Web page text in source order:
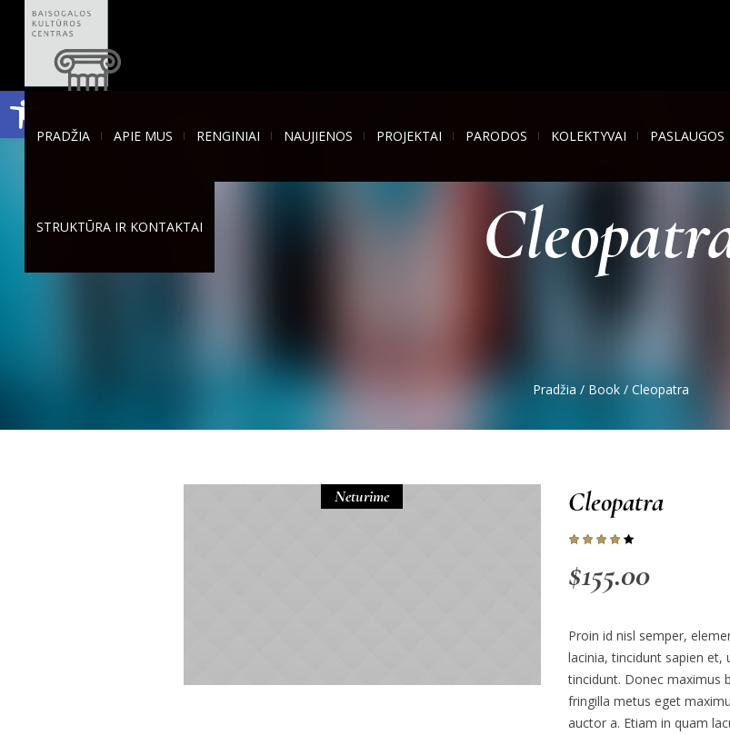
Open toolbar
PRADŽIA APIE MUS RENGINIAI NAUJIENOS PROJEKTAI PARODOS KOLEKTYVAI PASLAUGOS
STRUKTŪRA IR KONTAKTAI
Pradžia / Book / Cleopatra
Neturime Cleopatra
$155.00
Proin id nisl semper,
lacinia, tincidunt sapien
tincidunt. Donec maximus
fringilla metus eget
auctor a. Etiam in quam